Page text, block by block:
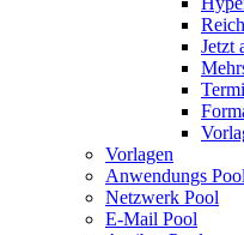
Jetzt
Vorlagen
Anwendungs Pool
Netzwerk Pool
E-Mail Pool